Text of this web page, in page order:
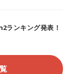
ランキング発表！